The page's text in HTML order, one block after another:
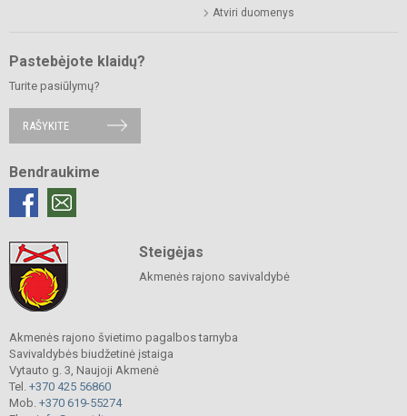
Atviri duomenys
Pastebėjote klaidų?
Turite pasiūlymų?
RAŠYKITE
Bendraukime
Steigėjas
Akmenės rajono savivaldybė
Akmenės rajono švietimo pagalbos tarnyba
Savivaldybės biudžetinė įstaiga
Vytauto g. 3, Naujoji Akmenė
Tel. +370 425 56860
Mob. +370 619-55274